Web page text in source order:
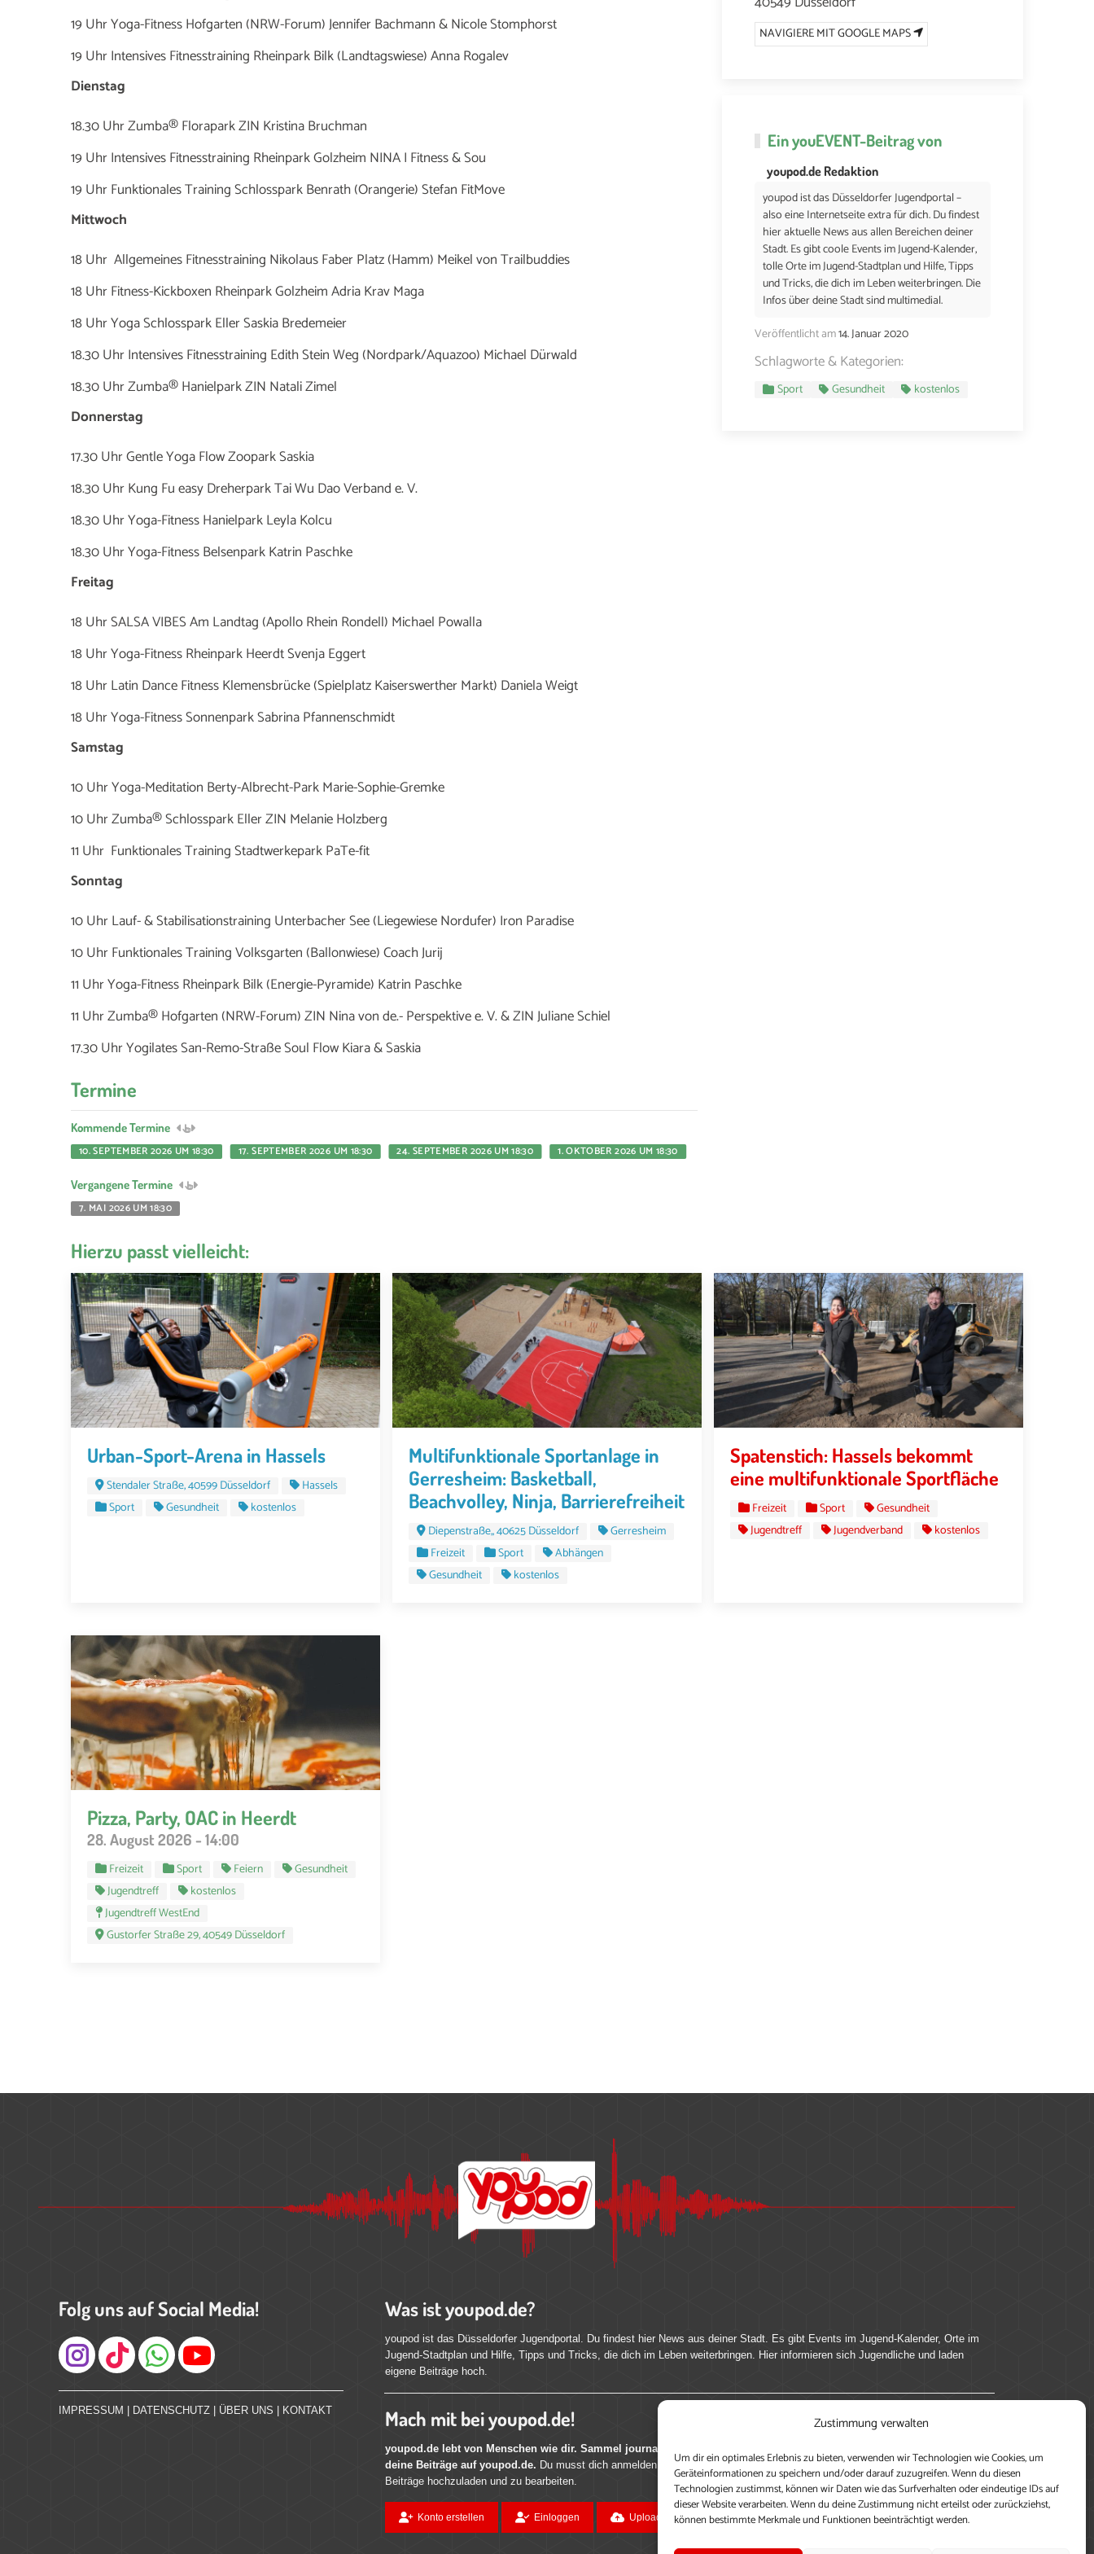
Zustimmung verwalten
Um dir ein optimales Erlebnis zu bieten, verwenden wir Technologien wie Cookies, um
Geräteinformationen zu speichern und/oder darauf zuzugreifen. Wenn du diesen
Technologien zustimmst, können wir Daten wie das Surfverhalten oder eindeutige IDs auf
dieser Website verarbeiten. Wenn du deine Zustimmung nicht erteilst oder zurückziehst,
können bestimmte Merkmale und Funktionen beeinträchtigt werden.
19 Uhr Yoga-Fitness Hofgarten (NRW-Forum) Jennifer Bachmann & Nicole Stomphorst
19 Uhr Intensives Fitnesstraining Rheinpark Bilk (Landtagswiese) Anna Rogalev
Dienstag
18.30 Uhr Zumba® Florapark ZIN Kristina Bruchman
19 Uhr Intensives Fitnesstraining Rheinpark Golzheim NINA I Fitness & Sou
19 Uhr Funktionales Training Schlosspark Benrath (Orangerie) Stefan FitMove
Mittwoch
18 Uhr Allgemeines Fitnesstraining Nikolaus Faber Platz (Hamm) Meikel von Trailbuddies
18 Uhr Fitness-Kickboxen Rheinpark Golzheim Adria Krav Maga
18 Uhr Yoga Schlosspark Eller Saskia Bredemeier
18.30 Uhr Intensives Fitnesstraining Edith Stein Weg (Nordpark/Aquazoo) Michael Dürwald
18.30 Uhr Zumba® Hanielpark ZIN Natali Zimel
Donnerstag
17.30 Uhr Gentle Yoga Flow Zoopark Saskia
18.30 Uhr Kung Fu easy Dreherpark Tai Wu Dao Verband e. V.
18.30 Uhr Yoga-Fitness Hanielpark Leyla Kolcu
18.30 Uhr Yoga-Fitness Belsenpark Katrin Paschke
Freitag
18 Uhr SALSA VIBES Am Landtag (Apollo Rhein Rondell) Michael Powalla
18 Uhr Yoga-Fitness Rheinpark Heerdt Svenja Eggert
18 Uhr Latin Dance Fitness Klemensbrücke (Spielplatz Kaiserswerther Markt) Daniela Weigt
18 Uhr Yoga-Fitness Sonnenpark Sabrina Pfannenschmidt
Samstag
10 Uhr Yoga-Meditation Berty-Albrecht-Park Marie-Sophie-Gremke
10 Uhr Zumba® Schlosspark Eller ZIN Melanie Holzberg
11 Uhr Funktionales Training Stadtwerkepark PaTe-fit
Sonntag
10 Uhr Lauf- & Stabilisationstraining Unterbacher See (Liegewiese Nordufer) Iron Paradise
10 Uhr Funktionales Training Volksgarten (Ballonwiese) Coach Jurij
11 Uhr Yoga-Fitness Rheinpark Bilk (Energie-Pyramide) Katrin Paschke
11 Uhr Zumba® Hofgarten (NRW-Forum) ZIN Nina von de.- Perspektive e. V. & ZIN Juliane Schiel
17.30 Uhr Yogilates San-Remo-Straße Soul Flow Kiara & Saskia
Termine
Kommende Termine
10. SEPTEMBER 2026 UM 18:30
17. SEPTEMBER 2026 UM 18:30 24. SEPTEMBER 2026 UM 18:30 1. OKTOBER 2026 UM 18:30
Vergangene Termine
7. MAI 2026 UM 18:30
NAVIGIERE MIT GOOGLE MAPS
EinyouEVENT-Beitrag von
youpod.de Redaktion
youpod ist das Düsseldorfer Jugendportal –
also eine Internetseite extra für dich. Du findest
hier aktuelle News aus allen Bereichen deiner
Stadt. Es gibt coole Events im Jugend-Kalender,
tolle Orte im Jugend-Stadtplan und Hilfe, Tipps
und Tricks, die dich im Leben weiterbringen. Die
Infos über deine Stadt sind multimedial.
Veröffentlicht am14. Januar 2020
Schlagworte & Kategorien:
Sport Gesundheit kostenlos
Hierzu passt vielleicht:
Urban-Sport-Arena in Hassels
Stendaler Straße, 40599 Düsseldorf
Hassels
Sport
Gesundheit kostenlos
Multifunktionale Sportanlage in
Gerresheim: Basketball,
Beachvolley, Ninja, Barrierefreiheit
Diepenstraße,, 40625 Düsseldorf
Gerresheim
Freizeit
Sport
Abhängen
Gesundheit
kostenlos
Spatenstich: Hassels bekommt
eine multifunktionale Sportfläche
Freizeit Sport
Gesundheit
Jugendtreff
Jugendverband kostenlos
Pizza, Party, OAC in Heerdt
28. August 2026 - 14:00
Freizeit Sport Feiern
Gesundheit
Jugendtreff
kostenlos
Jugendtreff WestEnd
Gustorfer Straße 29, 40549 Düsseldorf
Folg uns auf Social Media!
Instagram
IMPRESSUM DATENSCHUTZ ÜBER UNS KONTAKT
Was ist youpod.de?
youpod ist das Düsseldorfer Jugendportal. Du findest hier News aus deiner Stadt. Es gibt Events im Jugend-Kalender, Orte im
Jugend-Stadtplan und Hilfe, Tipps und Tricks, die dich im Leben weiterbringen. Hier informieren sich Jugendliche und laden
eigene Beiträge hoch.
Mach mit bei youpod.de!
youpod.de lebt von Menschen wie dir. Sammel journalistische Erfahrung, teile deine Perspektive und veröffentliche
deine Beiträge auf youpod.de. Du musst dich anmelden, um alle Funktionen nutzen zu können, ein Profil anzulegen, eigene
Beiträge hochzuladen und zu bearbeiten.
Konto erstellen Einloggen Upload ohne Login